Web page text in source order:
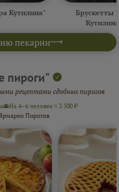
пекарни
Кутилина"
Брускетты
пироги"
рецептами сдобных пирогов
На 4–6 человек ≈ 3 500 ₽
Пирогов